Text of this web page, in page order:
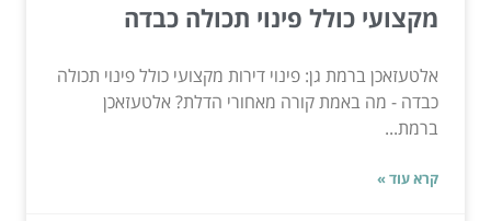
מקצועי כולל פינוי תכולה כבדה
אלטעזאכן ברמת גן: פינוי דירות מקצועי כולל פינוי תכולה
כבדה - מה באמת קורה מאחורי הדלת? אלטעזאכן
ברמת...
קרא עוד »